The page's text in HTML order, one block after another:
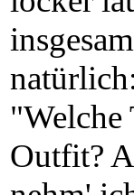
"Welche
Outfit?